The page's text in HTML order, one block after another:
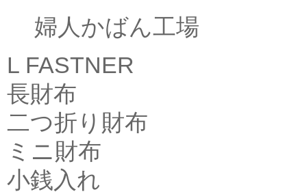
婦人かばん工場
L FASTNER
長財布
二つ折り財布
ミニ財布
小銭入れ